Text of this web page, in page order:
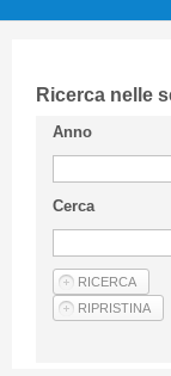
CIFI in breve
Linee Guida
Privacy Policy
Articoli
Ricerca nelle
Anno
Cerca